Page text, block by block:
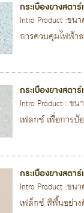
กระเบื้องยางสตา
Intro Product :ข
การควบคุมไฟฟ้าส
กระเบื้องยางสตา
Intro Product :
เฟลกซ์ เพื่อการป้
กระเบื้องยางสตา
Intro Product :ข
เฟล็กซ์ สีพื้นอย่าง